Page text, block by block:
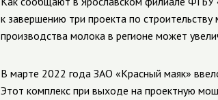
к завершению три проекта по
производства молока в регионе может
В марте 2022 года ЗАО «Красный маяк»
Этот комплекс при выходе на проектную